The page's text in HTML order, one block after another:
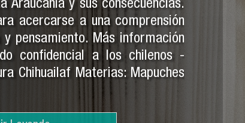
Araucanía y sus consecuencias.
acercarse a una comprensión
pensamiento. Más información
confidencial a los chilenos -
Chihuailaf Materias: Mapuches